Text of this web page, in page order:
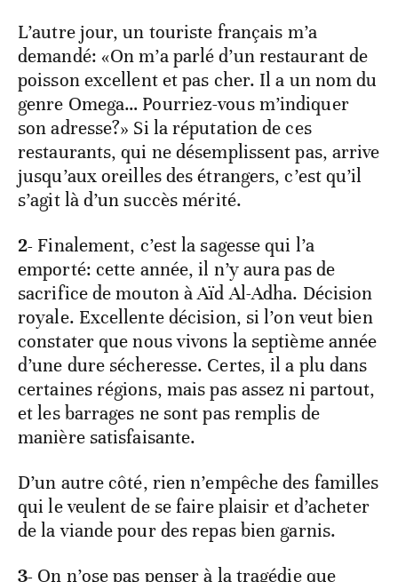
L’autre jour, un touriste français m’a
demandé: «On m’a parlé d’un restaurant de
poisson excellent et pas cher. Il a un nom du
genre Omega… Pourriez-vous m’indiquer
son adresse?» Si la réputation de ces
restaurants, qui ne désemplissent pas, arrive
jusqu’aux oreilles des étrangers, c’est qu’il
s’agit là d’un succès mérité.
2- Finalement, c’est la sagesse qui l’a
emporté: cette année, il n’y aura pas de
sacrifice de mouton à Aïd Al-Adha. Décision
royale. Excellente décision, si l’on veut bien
constater que nous vivons la septième année
d’une dure sécheresse. Certes, il a plu dans
certaines régions, mais pas assez ni partout,
et les barrages ne sont pas remplis de
manière satisfaisante.
D’un autre côté, rien n’empêche des familles
qui le veulent de se faire plaisir et d’acheter
de la viande pour des repas bien garnis.
3- On n’ose pas penser à la tragédie que